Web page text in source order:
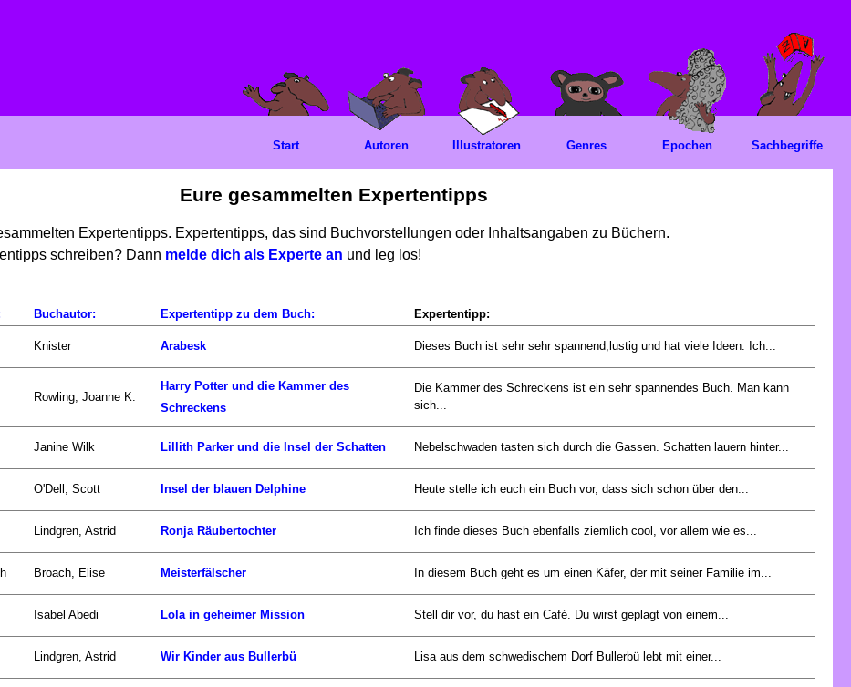
Eure gesammelten Expertentipps
Expertentipps. Expertentipps, das sind Buchvorstellungen oder Inhaltsangaben zu Büchern.
schreiben? Dann melde dich als Experte an und leg los!
Buchautor: Expertentipp zu dem Buch: Expertentipp:
Knister Arabesk Dieses Buch ist sehr sehr spannend,lustig und hat viele Ideen. Ich...
Rowling, Joanne K.
Harry Potter und die Kammer des
Schreckens
Die Kammer des Schreckens ist ein sehr spannendes Buch. Man kann
sich...
Janine Wilk Lillith Parker und die Insel der Schatten Nebelschwaden tasten sich durch die Gassen. Schatten lauern hinter...
O'Dell, Scott Insel der blauen Delphine Heute stelle ich euch ein Buch vor, dass sich schon über den...
Lindgren, Astrid Ronja Räubertochter Ich finde dieses Buch ebenfalls ziemlich cool, vor allem wie es...
Broach, Elise Meisterfälscher In diesem Buch geht es um einen Käfer, der mit seiner Familie im...
Isabel Abedi Lola in geheimer Mission Stell dir vor, du hast ein Café. Du wirst geplagt von einem...
Lindgren, Astrid Wir Kinder aus Bullerbü Lisa aus dem schwedischem Dorf Bullerbü lebt mit einer...
Start Autoren Illustratoren Genres Epochen Sachbegriffe